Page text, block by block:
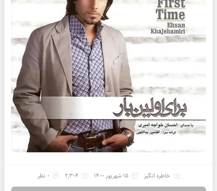
خاطره انگیز 15 شهریور 1400 2,304 0 نظر